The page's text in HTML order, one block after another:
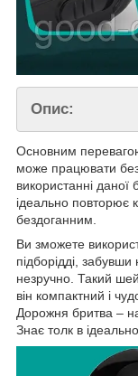
Опис:
Основним
може працювати
використанні
ідеально повторює
бездоганним.
Ви зможете
підборідді,
незручно. Такий
він компактний і
Дорожня бритва –
Знає толк в